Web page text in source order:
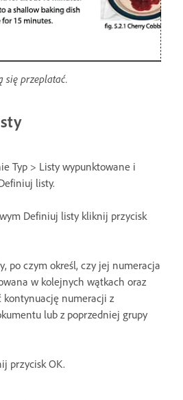
się przeplatać.
Typ > Listy wypunktowane i
listy.
Definiuj listy kliknij przycisk
po czym określ, czy jej numeracja
w kolejnych wątkach oraz
kontynuację numeracji z
lub z poprzedniej grupy
przycisk OK.